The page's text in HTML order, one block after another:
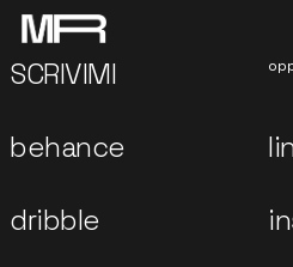
Skip
main
SCRIVIMI
behance
dribble